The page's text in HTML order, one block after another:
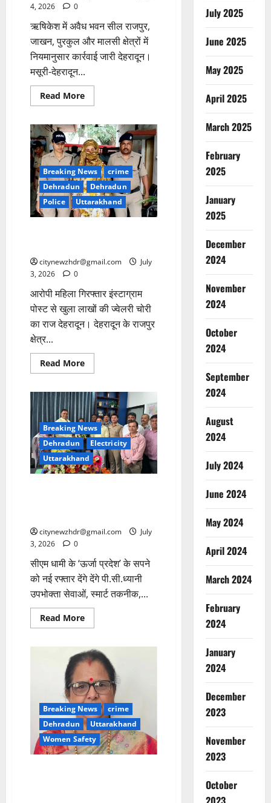
4, 2026
0
ऋषिकेश में अवैध भवन सील राजपुर,
जाखन, पुरकुल और मालसी क्षेत्रों में
नियमानुसार कार्रवाई जारी देहरादून।
मसूरी-देहरादून...
Read MoreRead
more
निर्माणों
पर
एमडीडीए
का
बड़ा
प्रहार
Breaking News
crime
Dehradun
Dehradun
Police
Uttarakhand
citynewzhdr@gmail.com
July
3, 2026
0
आरोपी महिला गिरफ्तार इंस्टाग्राम
पोस्ट से खुला लाखों की ज्वेलरी चोरी
का राज देहरादून। देहरादून के राजपुर
क्षेत्र...
Read MoreRead
more
वर्ष
पूर्व
हुई
लाखों
की
ज्वेलरी
चोरी
का
दून
पुलिस
Breaking News
Dehradun
Electricity
Uttarakhand
citynewzhdr@gmail.com
July
3, 2026
0
सीएम धामी के ‘ऊर्जा प्रदेश’ के सपने
को नई रफ्तार देंगे देंगे पी.सी.ध्यानी
उपभोक्ता सेवाओं, स्मार्ट तकनीक,...
Read MoreRead
more
ऊर्जा,
नई
सोच
के
साथ
पी.सी.ध्यानी
ने
संभाली
यूपीसीएल
की
कमान
Breaking News
crime
Dehradun
Uttarakhand
Women Safety
July 2025
June 2025
May 2025
April 2025
March 2025
February
2025
January
2025
December
2024
November
2024
October
2024
September
2024
August
2024
July 2024
June 2024
May 2024
April 2024
March 2024
February
2024
January
2024
December
2023
November
2023
October